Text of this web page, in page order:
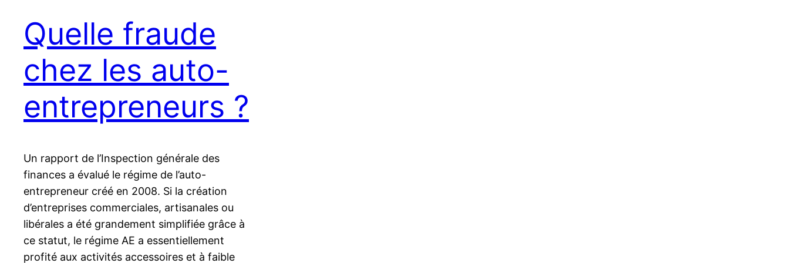
Quelle fraude
chez les auto-
entrepreneurs ?
Un rapport de l’Inspection générale des
finances a évalué le régime de l’auto-
entrepreneur créé en 2008. Si la création
d’entreprises commerciales, artisanales ou
libérales a été grandement simplifiée grâce à
ce statut, le régime AE a essentiellement
profité aux activités accessoires et à faible